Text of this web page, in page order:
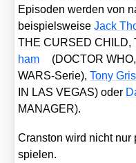
Epi­so­den wer­den von
bei­spiels­wei­seJack
THE CURSED CHILD,
ham
(DOCTOR
WARS-Serie),Tony
IN LAS VEGAS) oder
MANAGER).
Cran­s­ton wird nicht
spie­len.